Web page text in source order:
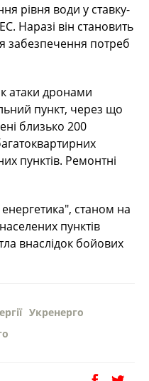
рівня води у ставку-
Наразі він становить
забезпечення потреб
атаки дронами
пункт, через що
близько 200
пунктів. Ремонтні
енергетика", станом на
пунктів
внаслідок бойових
Укренерго